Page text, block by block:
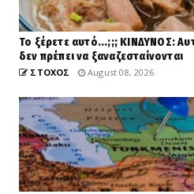
Το ξέρετε αυτό...;;; ΚΙΝΔΥΝΟΣ:
δεν πρέπει να ξαναζεσταίνονται
ΣΤΟΧΟΣ August 08, 2026